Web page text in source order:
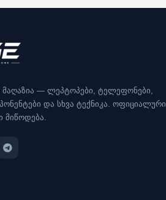
მაღაზია — ლეპტოპები, ტელეფონები,
და სხვა ტექნიკა. ოფიციალური
მიწოდება.